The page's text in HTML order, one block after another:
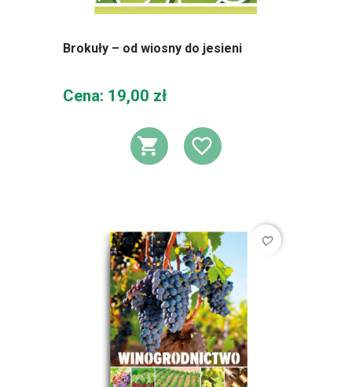
Brokuły – od wiosny do jesieni
Cena
Cena: 19,00 zł
DODAJ DO
DODAJ DO
favorite_border